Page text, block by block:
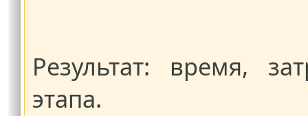
Результат: время,
этапа.